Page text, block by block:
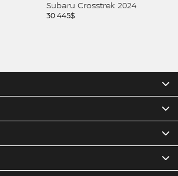
Subaru Crosstrek 2024
30 445$